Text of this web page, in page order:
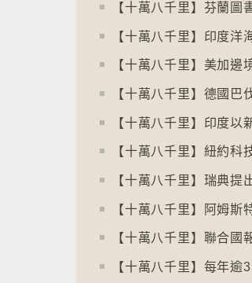
【十萬八千里】印度洋